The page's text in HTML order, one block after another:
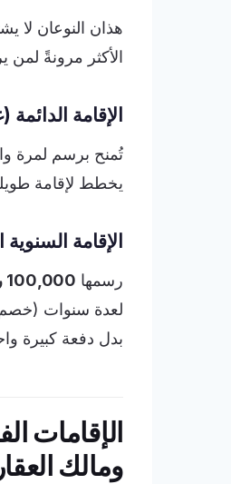
هذان النوعان لا
الأكثر مرونةً لمن
الإقامة
تُمنح برسم لمرة
يخطط لإقامة
الإقامة
رسمها 100,000 ريال
لعدة سنوات (خصم
بدل دفعة كبيرة
الإقامات
ومالك العقار